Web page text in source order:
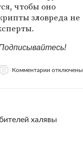
чтобы оно
зловреда не
Комментарии отключены
халявы